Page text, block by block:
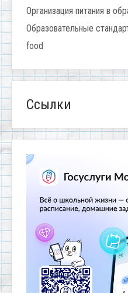
Организация питания в
Образовательные
food
Ссылки